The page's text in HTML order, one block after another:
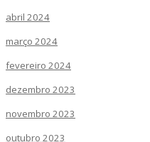
abril 2024
março 2024
fevereiro 2024
dezembro 2023
novembro 2023
outubro 2023